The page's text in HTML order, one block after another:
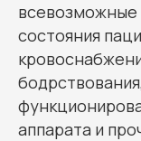
состояния
аппарата и